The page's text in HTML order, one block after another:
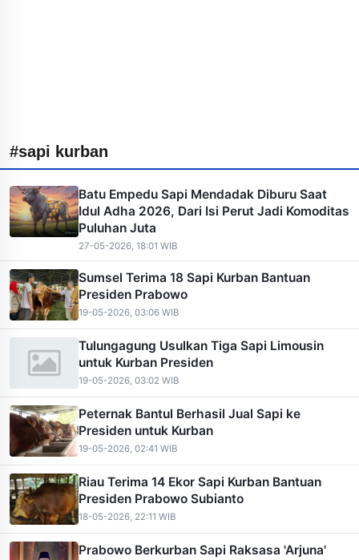
#sapi kurban
Batu Empedu Sapi Mendadak Diburu Saat
Idul Adha 2026, Dari Isi Perut Jadi Komoditas
Puluhan Juta
27-05-2026, 18:01 WIB
Sumsel Terima 18 Sapi Kurban Bantuan
Presiden Prabowo
19-05-2026, 03:06 WIB
Tulungagung Usulkan Tiga Sapi Limousin
untuk Kurban Presiden
19-05-2026, 03:02 WIB
Peternak Bantul Berhasil Jual Sapi ke
Presiden untuk Kurban
19-05-2026, 02:41 WIB
Riau Terima 14 Ekor Sapi Kurban Bantuan
Presiden Prabowo Subianto
18-05-2026, 22:11 WIB
Prabowo Berkurban Sapi Raksasa 'Arjuna'